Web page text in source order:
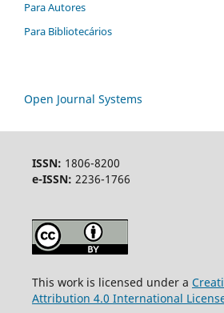
Para Autores
Para Bibliotecários
Open Journal Systems
ISSN: 1806-8200
e-ISSN: 2236-1766
This work is licensed under a
Attribution 4.0 International